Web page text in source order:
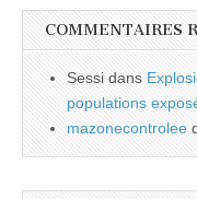
COMMENTAIRES
Sessi dans
populations
mazonecontrolee